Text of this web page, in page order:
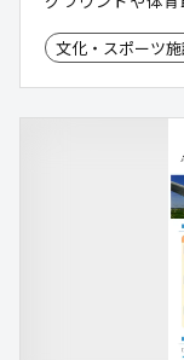
文化・スポーツ